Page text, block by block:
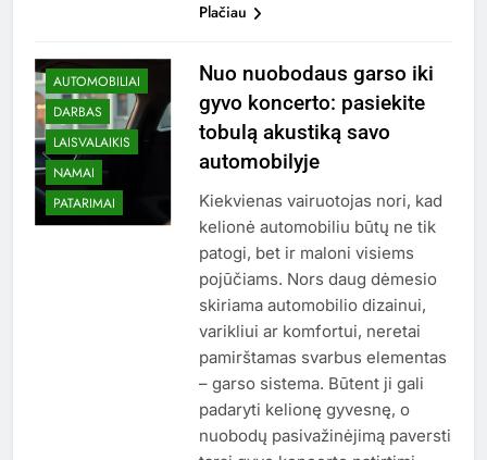
Plačiau
AUTOMOBILIAI
DARBAS
LAISVALAIKIS
NAMAI
PATARIMAI
Nuo nuobodaus garso iki
gyvo koncerto: pasiekite
tobulą akustiką savo
automobilyje
Kiekvienas vairuotojas nori, kad
kelionė automobiliu būtų ne tik
patogi, bet ir maloni visiems
pojūčiams. Nors daug dėmesio
skiriama automobilio dizainui,
varikliui ar komfortui, neretai
pamirštamas svarbus elementas
– garso sistema. Būtent ji gali
padaryti kelionę gyvesnę, o
nuobodų pasivažinėjimą paversti